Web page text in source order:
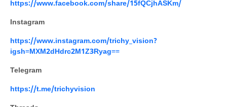
https://www.facebook.com/share/15fQCjhASKm/
Instagram
https://www.instagram.com/trichy_vision?
igsh=MXM2dHdrc2M1Z3Ryag==
Telegram
https://t.me/trichyvision